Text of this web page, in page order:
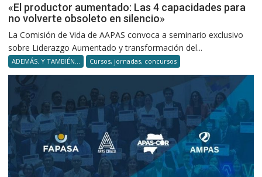
«El productor aumentado: Las 4 capacidades para
no volverte obsoleto en silencio»
La Comisión de Vida de AAPAS convoca a seminario exclusivo
sobre Liderazgo Aumentado y transformación del...
ADEMÁS. Y TAMBIÉN... Cursos, jornadas, concursos